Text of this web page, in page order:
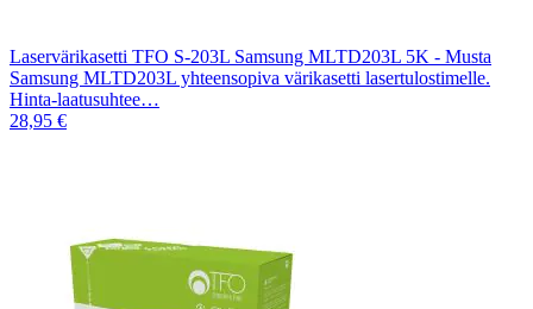
Laservärikasetti TFO S-203L Samsung MLTD203L 5K - Musta
Samsung MLTD203L yhteensopiva värikasetti lasertulostimelle.
Hinta-laatusuhtee…
28,95 €